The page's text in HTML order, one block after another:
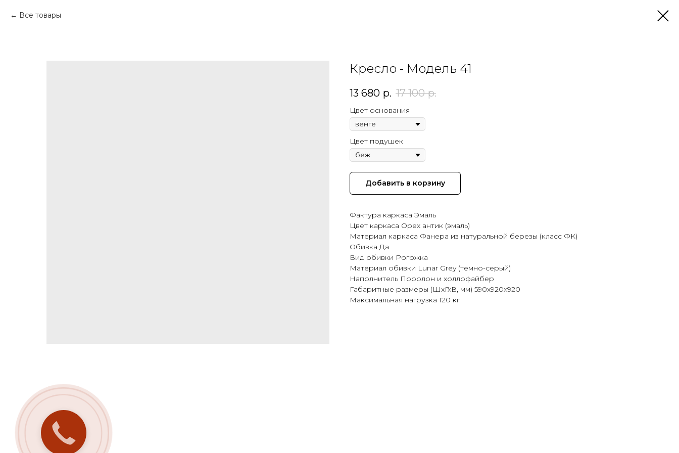
Все товары
Кресло - Модель 41
13 680 р. 17 100 р.
Цвет основания
Цвет подушек
Добавить в корзину
Фактура каркаса Эмаль
Цвет каркаса Орех антик (эмаль)
Материал каркаса Фанера из натуральной березы (класс ФК)
Обивка Да
Вид обивки Рогожка
Материал обивки Lunar Grey (темно-серый)
Наполнитель Поролон и холлофайбер
Габаритные размеры (ШхГхВ, мм) 590х920х920
Максимальная нагрузка 120 кг
Закажите
звонок